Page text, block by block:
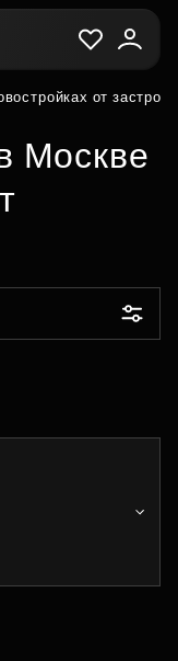
от
Москве